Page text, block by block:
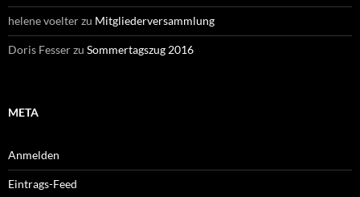
helene voelterzu Mitgliederversammlung
Doris Fesserzu Sommertagszug 2016
META
Anmelden
Eintrags-Feed